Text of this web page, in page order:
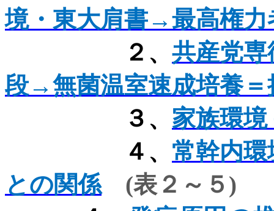
境・東大肩書→最高権力
２、 共産党
段→無菌温室速成培養＝
３、 家族環
４、 常幹内
との関係
(表２～５ )